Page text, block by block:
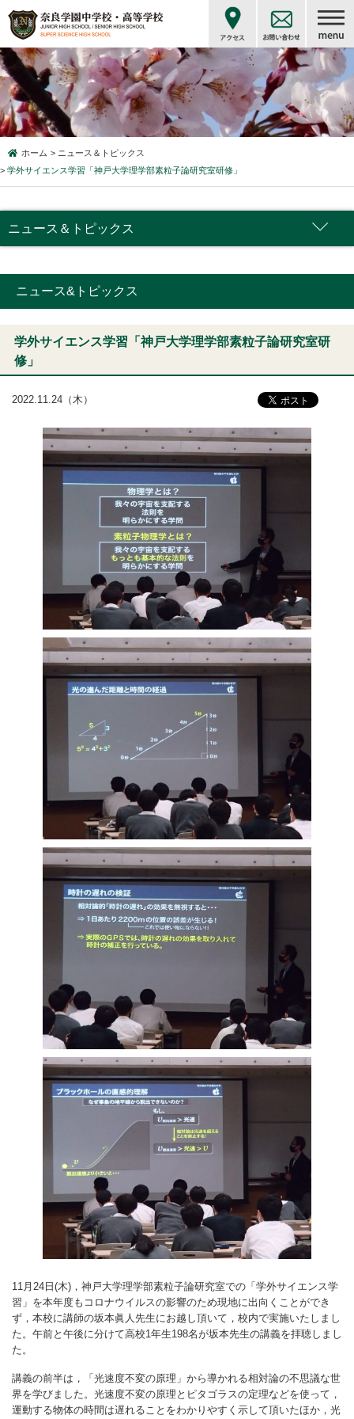
ホーム
ニュース＆トピックス
学外サイエンス学習「神戸大学理学部素粒子論研究室研修」
ニュース＆トピックス
ニュース&トピックス
学外サイエンス学習「神戸大学理学部素粒子論研究室研
修」
2022.11.24（木）
11月24日(木)，神戸大学理学部素粒子論研究室での「学外サイエンス学
習」を本年度もコロナウイルスの影響のため現地に出向くことができ
ず，本校に講師の坂本眞人先生にお越し頂いて，校内で実施いたしまし
た。午前と午後に分けて高校1年生198名が坂本先生の講義を拝聴しまし
た。
講義の前半は，「光速度不変の原理」から導かれる相対論の不思議な世
界を学びました。光速度不変の原理とピタゴラスの定理などを使って，
運動する物体の時間は遅れることをわかりやすく示して頂いたほか，光